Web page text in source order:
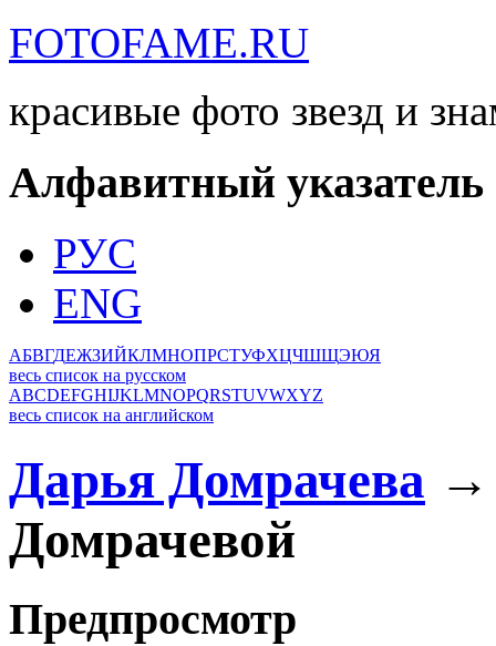
FOTOFAME.RU
красивые фото звезд и
Алфавитный указатель
РУС
ENG
АБВГДЕЖЗИЙКЛМНОПРСТУФХЦЧШЩЭЮЯ
весь список на русском
ABCDEFGHIJKLMNOPQRSTUVWXYZ
весь список на английском
Дарья Домрачева →
Домрачевой
Предпросмотр